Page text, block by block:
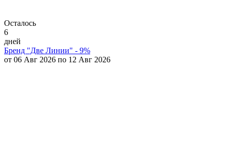
Осталось
6
дней
Бренд "Две Линии" - 9%
от 06 Авг 2026 по 12 Авг 2026